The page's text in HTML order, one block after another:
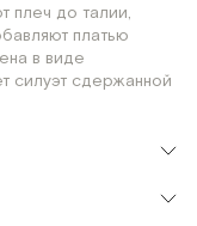
плеч до талии,
платью
в виде
силуэт сдержанной
M